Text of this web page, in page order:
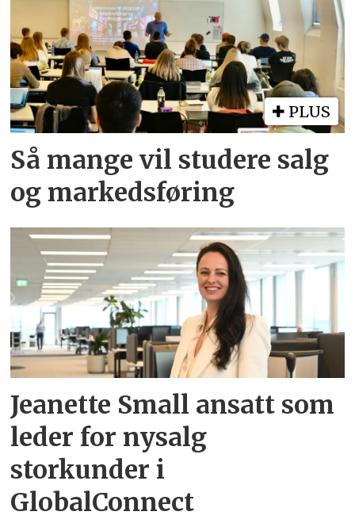
PLUS
Så mange vil studere salg
og markedsføring
Jeanette Small ansatt som
leder for nysalg
storkunder i
GlobalConnect